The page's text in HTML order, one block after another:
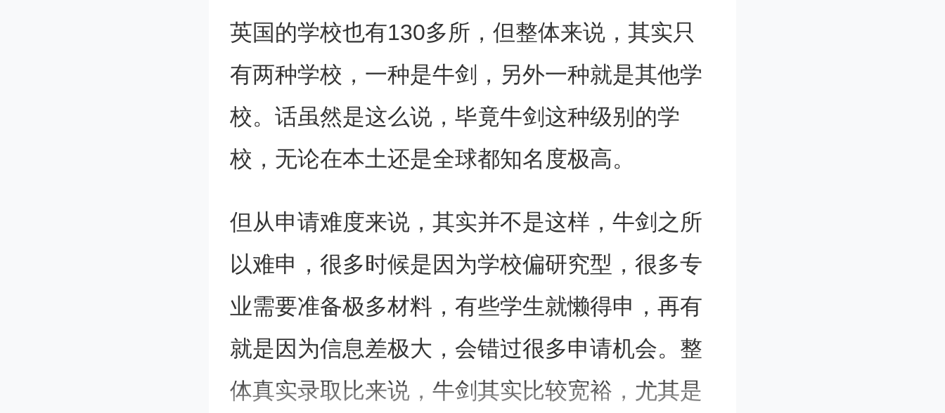
英国的学校也有130多所，但整体来说，其实只
有两种学校，一种是牛剑，另外一种就是其他学
校。话虽然是这么说，毕竟牛剑这种级别的学
校，无论在本土还是全球都知名度极高。
但从申请难度来说，其实并不是这样，牛剑之所
以难申，很多时候是因为学校偏研究型，很多专
业需要准备极多材料，有些学生就懒得申，再有
就是因为信息差极大，会错过很多申请机会。整
体真实录取比来说，牛剑其实比较宽裕，尤其是